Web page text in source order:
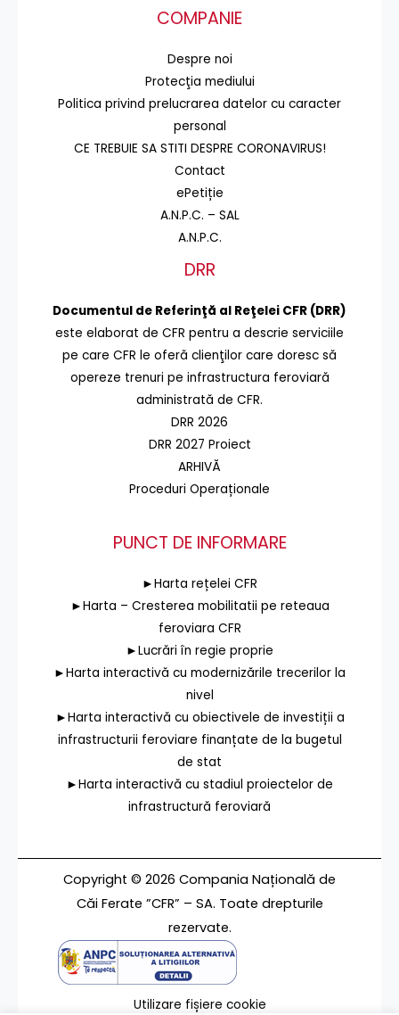
COMPANIE
Despre noi
Protecţia mediului
Politica privind prelucrarea datelor cu caracter
personal
CE TREBUIE SA STITI DESPRE CORONAVIRUS!
Contact
ePetiție
A.N.P.C. – SAL
A.N.P.C.
DRR
Documentul de Referinţă al Reţelei CFR (DRR)
este elaborat de CFR pentru a descrie serviciile
pe care CFR le oferă clienţilor care doresc să
opereze trenuri pe infrastructura feroviară
administrată de CFR.
DRR 2026
DRR 2027 Proiect
ARHIVĂ
Proceduri Operaționale
PUNCT DE INFORMARE
►Harta rețelei CFR
►Harta – Cresterea mobilitatii pe reteaua
feroviara CFR
►Lucrări în regie proprie
►Harta interactivă cu modernizările trecerilor la
nivel
►Harta interactivă cu obiectivele de investiții a
infrastructurii feroviare finanțate de la bugetul
de stat
►Harta interactivă cu stadiul proiectelor de
infrastructură feroviară
Copyright © 2026 Compania Națională de
Căi Ferate ”CFR” – SA. Toate drepturile
rezervate.
Utilizare fișiere cookie